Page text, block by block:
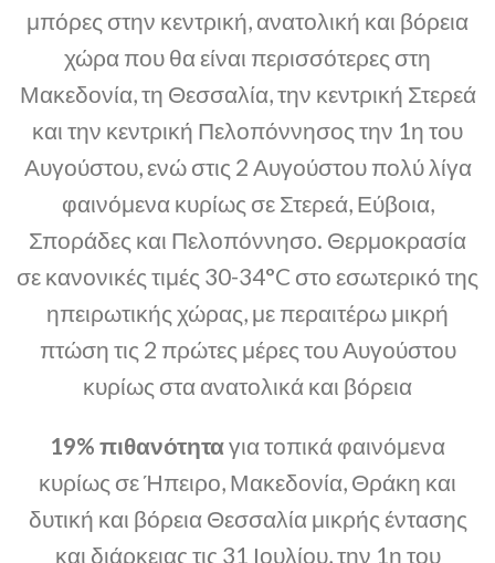
μπόρες στην κεντρική, ανατολική και βόρεια
χώρα που θα είναι περισσότερες στη
Μακεδονία, τη Θεσσαλία, την κεντρική Στερεά
και την κεντρική Πελοπόννησος την 1η του
Αυγούστου, ενώ στις 2 Αυγούστου πολύ λίγα
φαινόμενα κυρίως σε Στερεά, Εύβοια,
Σποράδες και Πελοπόννησο. Θερμοκρασία
σε κανονικές τιμές 30-34°C στο εσωτερικό της
ηπειρωτικής χώρας, με περαιτέρω μικρή
πτώση τις 2 πρώτες μέρες του Αυγούστου
κυρίως στα ανατολικά και βόρεια
19% πιθανότηταγια τοπικά φαινόμενα
κυρίως σε Ήπειρο, Μακεδονία, Θράκη και
δυτική και βόρεια Θεσσαλία μικρής έντασης
και διάρκειας τις 31 Ιουλίου, την 1η του